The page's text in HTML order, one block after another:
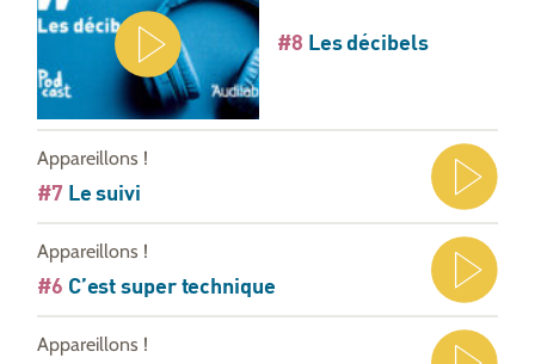
#8 Les décibels
Appareillons !
#7 Le suivi
Appareillons !
#6 C’est super technique
Appareillons !